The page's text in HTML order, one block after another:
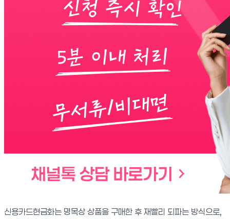
신용카드현금화는 명목상 상품을 구매한 후 재빨리 되파는 방식으로,